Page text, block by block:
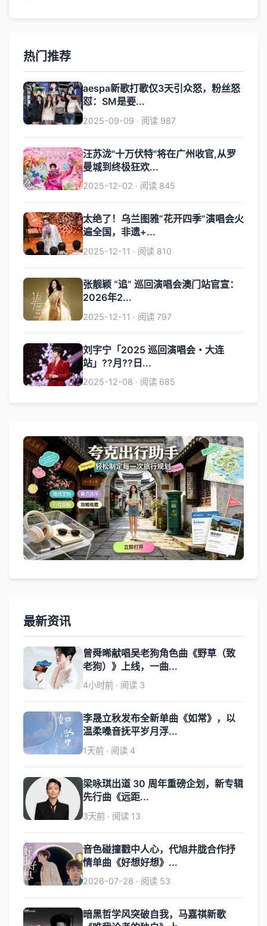
热门推荐
aespa新歌打歌仅3天引众怒，粉丝怒
怼：SM是要...
2025-09-09 · 阅读 987
汪苏泷"十万伏特"将在广州收官,从罗
曼城到终极狂欢...
2025-12-02 · 阅读 845
太绝了！乌兰图雅“花开四季”演唱会火
遍全国，非遗+...
2025-12-11 · 阅读 810
张靓颖 “追” 巡回演唱会澳门站官宣：
2026年2...
2025-12-11 · 阅读 797
刘宇宁「2025 巡回演唱会・大连
站」??月??日...
2025-12-08 · 阅读 685
最新资讯
曾舜晞献唱吴老狗角色曲《野草（致
老狗）》上线，一曲...
4小时前 · 阅读 3
李晟立秋发布全新单曲《如常》，以
温柔嗓音抚平岁月浮...
1天前 · 阅读 4
梁咏琪出道 30 周年重磅企划，新专辑
先行曲《远距...
3天前 · 阅读 13
音色碰撞戳中人心，代旭井胧合作抒
情单曲《好想好想》...
2026-07-28 · 阅读 53
暗黑哲学风突破自我，马嘉祺新歌